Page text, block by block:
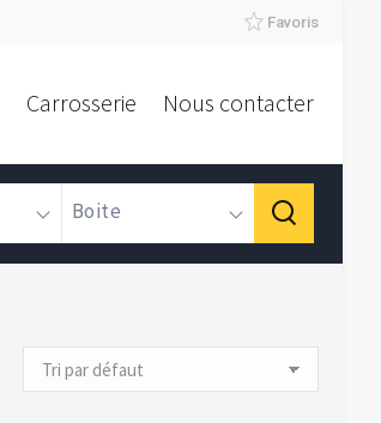
Favoris
Carrosserie Nous contacter
Boite